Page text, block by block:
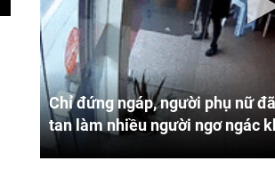
Chỉ đứng ngáp, người phụ nữ
tan làm nhiều người ngơ ngác